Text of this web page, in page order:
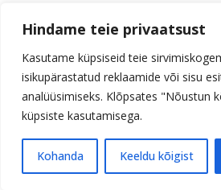
Hindame teie privaatsust
Kasutame küpsiseid teie
isikupärastatud reklaamide või sisu
analüüsimiseks. Klõpsates "Nõustun
küpsiste kasutamisega.
Kohanda Keeldu kõigist
© Copyright Profloors
reserveeritud |